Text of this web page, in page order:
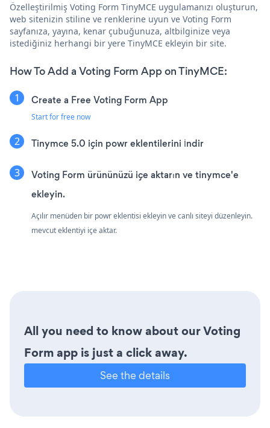
Özelleştirilmiş Voting Form TinyMCE uygulamanızı oluşturun,
web sitenizin stiline ve renklerine uyun ve Voting Form
sayfanıza, yayına, kenar çubuğunuza, altbilginize veya
istediğiniz herhangi bir yere TinyMCE ekleyin bir site.
How To Add a Voting Form App on TinyMCE:
Create a Free Voting Form App
Start for free now
Tinymce 5.0 için powr eklentilerini İndir
Voting Form ürününüzü içe aktarın ve tinymce'e
ekleyin.
Açılır menüden bir powr eklentisi ekleyin ve canlı siteyi düzenleyin.
mevcut eklentiyi içe aktar.
All you need to know about our Voting
Form app is just a click away.
See the details